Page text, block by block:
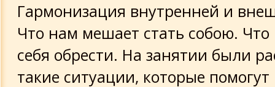
Гармонизация внутренней и
Что нам мешает стать собою. Что
себя обрести. На занятии были
такие ситуации, которые